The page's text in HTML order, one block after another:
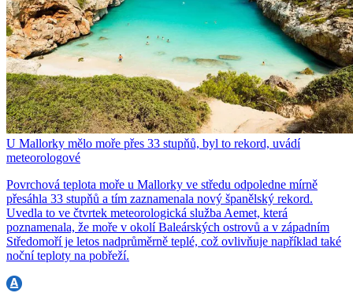
U Mallorky mělo moře přes 33 stupňů, byl to rekord, uvádí
meteorologové
Povrchová teplota moře u Mallorky ve středu odpoledne mírně
přesáhla 33 stupňů a tím zaznamenala nový španělský rekord.
Uvedla to ve čtvrtek meteorologická služba Aemet, která
poznamenala, že moře v okolí Baleárských ostrovů a v západním
Středomoří je letos nadprůměrně teplé, což ovlivňuje například také
noční teploty na pobřeží.